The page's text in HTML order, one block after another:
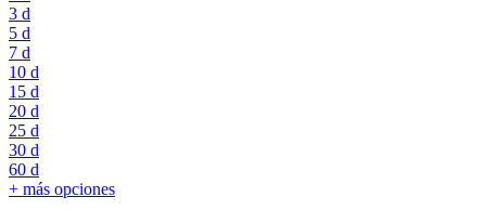
3 d
5 d
7 d
10 d
15 d
20 d
25 d
30 d
60 d
+ más opciones